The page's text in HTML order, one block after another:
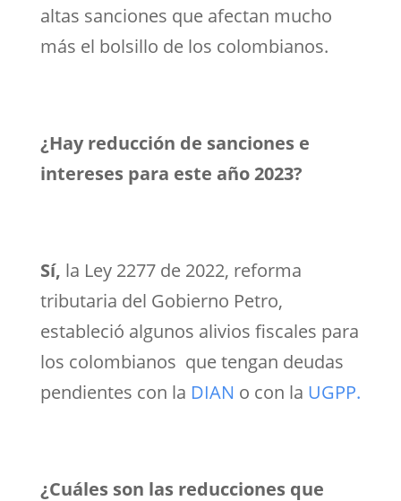
altas sanciones que afectan mucho
más el bolsillo de los colombianos.
¿Hay reducción de sanciones e
intereses para este año 2023?
Sí, la Ley 2277 de 2022, reforma
tributaria del Gobierno Petro,
estableció algunos alivios fiscales para
los colombianos que tengan deudas
pendientes con la DIAN o con la UGPP.
¿Cuáles son las reducciones que